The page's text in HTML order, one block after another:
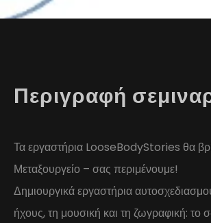
Περιγραφή
Τα εργαστήρια LooseBodyStories θα
Μεταξουργείο – σας περιμένουμε!
Δημιουργικά εργαστήρια
ήχους, τη μουσική και τη ζωγραφική: το